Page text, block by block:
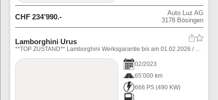
CHF 234’990.-
Auto Luz AG
3178 Bösingen
Lamborghini Urus
**TOP ZUSTAND** Lamborghini Werksgarantie bis am 01.02.2026 / 8-fach bereift Winter auf 22\\
02/2023
65’000 km
666 PS (490 KW)